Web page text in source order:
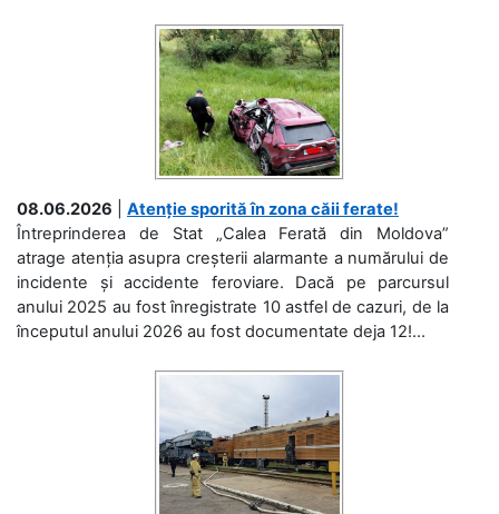
08.06.2026
Atenție sporită în zona căii ferate!
Întreprinderea de Stat „Calea Ferată din Moldova”
atrage atenția asupra creșterii alarmante a numărului de
incidente și accidente feroviare. Dacă pe parcursul
anului 2025 au fost înregistrate 10 astfel de cazuri, de la
începutul anului 2026 au fost documentate deja 12!...